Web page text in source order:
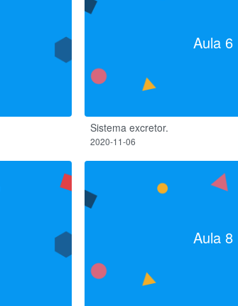
Aula 6
Sistema excretor.
2020-11-06
Aula 8